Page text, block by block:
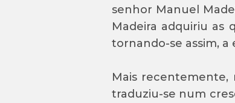
senhor Manuel
Madeira adquiriu as
tornando-se assim, a
Mais recentemente,
traduziu-se num